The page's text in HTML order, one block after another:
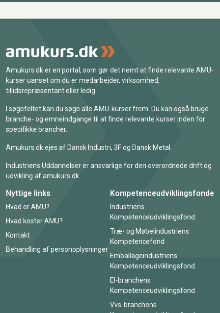
Amukurs.dk er en portal, som gør det nemt at finde relevante AMU-
kurser uanset om du er medarbejder, virksomhed,
tillidsrepræsentant eller ledig.
I søgefeltet kan du søge alle AMU-kurser frem. Du kan også bruge
branche- og emneindgange til at finde relevante kurser inden for
specifikke brancher.
Amukurs.dk ejes af Dansk Industri, 3F og Dansk Metal.
Industriens Uddannelser er ansvarlige for den overordnede drift og
udvikling af amukurs.dk.
Nyttige links
Hvad er AMU?
Hvad koster AMU?
Kontakt
Behandling af personoplysninger
Kompetenceudviklingsfonde
Industriens
Kompetenceudviklingsfond
Træ- og Møbelindustriens
Kompetencefond
Emballageindustriens
Kompetenceudviklingsfond
El-branchens
Kompetenceudviklingsfond
Vvs-branchens